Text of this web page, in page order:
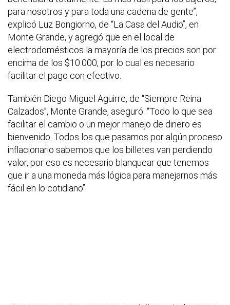
para nosotros y para toda una cadena de gente”,
explicó Luz Bongiorno, de “La Casa del Audio”, en
Monte Grande, y agregó que en el local de
electrodomésticos la mayoría de los precios son por
encima de los $10.000, por lo cual es necesario
facilitar el pago con efectivo.
También Diego Miguel Aguirre, de “Siempre Reina
Calzados”, Monte Grande, aseguró: “Todo lo que sea
facilitar el cambio o un mejor manejo de dinero es
bienvenido. Todos los que pasamos por algún proceso
inflacionario sabemos que los billetes van perdiendo
valor, por eso es necesario blanquear que tenemos
que ir a una moneda más lógica para manejarnos más
fácil en lo cotidiano”.